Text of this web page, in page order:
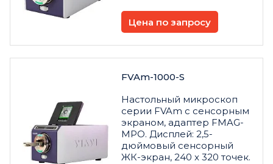
Цена по запросу
FVAm-1000-S
Настольный микроскоп
серии FVAm с сенсорным
экраном, адаптер FMAG-
MPO. Дисплей: 2,5-
дюймовый сенсорный
ЖК-экран, 240 x 320 точек.